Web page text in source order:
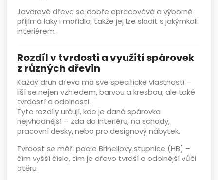
Javorové dřevo se dobře opracovává a výborně
přijímá laky i mořidla, takže jej lze sladit s jakýmkoli
interiérem.
Rozdíl v tvrdosti a využití spárovek
z různých dřevin
Každý druh dřeva má své specifické vlastnosti –
liší se nejen vzhledem, barvou a kresbou, ale také
tvrdostí a odolností.
Tyto rozdíly určují,kde je daná spárovka
nejvhodnější – zda do interiéru, na schody,
pracovní desky, nebo pro designový nábytek.
Tvrdost se měří podle Brinellovy stupnice (HB) –
čím vyšší číslo, tím je dřevo tvrdší a odolnější vůči
otěru.